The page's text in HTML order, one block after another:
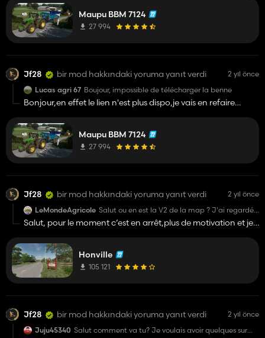
Maupu BBM 7124
27 994
Jf28 bir mod hakkındaki yoruma yanıt verdi
2 yıl önce
Lucas agri 67 Boujour, impossible de télécharger la benne
Bonjour,en effet le lien n'est plus dispo,je vais en refaire
Maupu BBM 7124
27 994
Jf28 bir mod hakkındaki yoruma yanıt verdi
2 yıl önce
LeMondeAgricole Salut ou en est la V2 de la map ? J'ai regardé
les commentaires que tu avait poster soit
décembre ou janvier, on est courant février
Salut, pour le moment c’est en arrêt,plus de motivation et je
vois le comportement de certains (vol de mods privés). je
donnerai des nouvelles si je reprends le projet mais pour le
moment ce n’est pas prévu.
Honville
105 121
Jf28 bir mod hakkındaki yoruma yanıt verdi
2 yıl önce
Juju45340 Salut comment va tu? Je voulais avoir quelques sur